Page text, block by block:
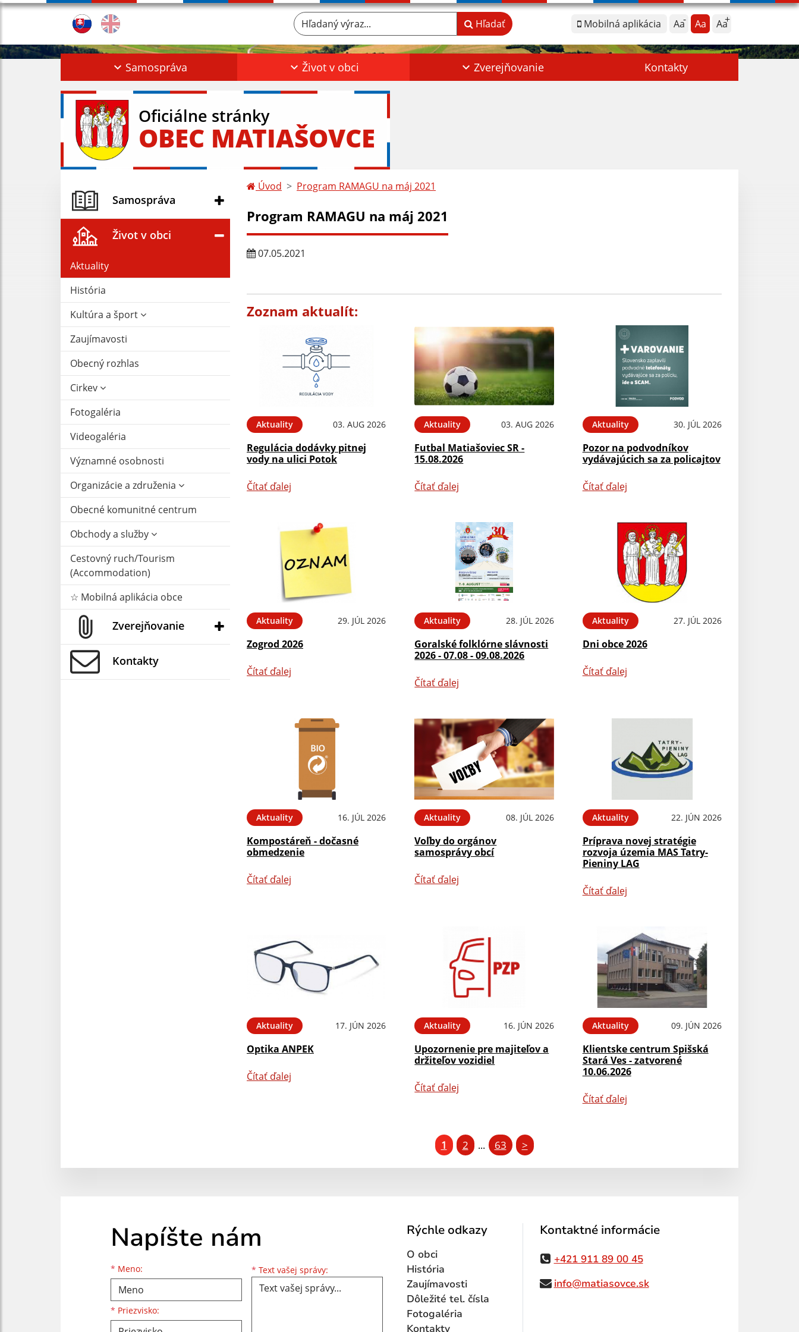
Mobilná aplikácia Aa Aa Aa
Hľadaný výraz... Hľadať
Samospráva Život v obci Zverejňovanie Kontakty
Oficiálne stránky
OBEC MATIAŠOVCE
Samospráva
Život v obci
Aktuality
História
Kultúra a šport
Zaujímavosti
Obecný rozhlas
Cirkev
Fotogaléria
Videogaléria
Významné osobnosti
Organizácie a združenia
Obecné komunitné centrum
Obchody a služby
Cestovný ruch/Tourism
(Accommodation)
☆ Mobilná aplikácia obce
Zverejňovanie
Kontakty
Úvod Program RAMAGU na máj 2021
Program RAMAGU na máj 2021
07.05.2021
Zoznam aktualít:
Aktuality 03. AUG 2026
Regulácia dodávky pitnej
vody na ulici Potok
Čítať ďalej
Aktuality 03. AUG 2026
Futbal Matiašoviec SR -
15.08.2026
Čítať ďalej
Aktuality 30. JÚL 2026
Pozor na podvodníkov
vydávajúcich sa za policajtov
Čítať ďalej
Aktuality 29. JÚL 2026
Zogrod 2026
Čítať ďalej
Aktuality 28. JÚL 2026
Goralské folklórne slávnosti
2026 - 07.08 - 09.08.2026
Čítať ďalej
Aktuality 27. JÚL 2026
Dni obce 2026
Čítať ďalej
Aktuality 16. JÚL 2026
Kompostáreň - dočasné
obmedzenie
Čítať ďalej
Aktuality 08. JÚL 2026
Voľby do orgánov
samosprávy obcí
Čítať ďalej
Aktuality 22. JÚN 2026
Príprava novej stratégie
rozvoja územia MAS Tatry-
Pieniny LAG
Čítať ďalej
Aktuality 17. JÚN 2026
Optika ANPEK
Čítať ďalej
Aktuality 16. JÚN 2026
Upozornenie pre majiteľov a
držiteľov vozidiel
Čítať ďalej
Aktuality 09. JÚN 2026
Klientske centrum Spišská
Stará Ves - zatvorené
10.06.2026
Čítať ďalej
1 2 ... 63 >
Napíšte nám
* Meno:
Meno
* Priezvisko:
Priezvisko
E-mailová adresa * Text vašej správy: Text vašej správy...
Rýchle odkazy
O obci
História
Zaujímavosti
Dôležité tel. čísla
Fotogaléria
Kontakty
Kontaktné informácie
+421 911 89 00 45
info@matiasovce.sk